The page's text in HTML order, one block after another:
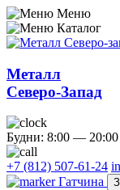
Меню
Каталог
Металл
Северо-Запад
Будни: 8:00 — 20:00
+7 (812) 507-61-24
Гатчина